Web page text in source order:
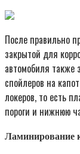
После правильно
закрытой для
автомобиля
спойлеров на
локеров, то есть
пороги и нижнюю
Ламинирование